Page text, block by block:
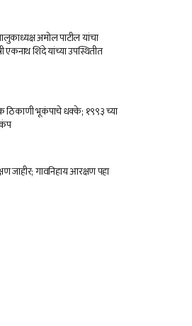
अमोल पाटील यांचा
एकनाथ शिंदे यांच्या उपस्थितीत
ठिकाणी भूकंपाचे धक्के; १९९३ च्या
जाहीर; गावनिहाय आरक्षण पहा